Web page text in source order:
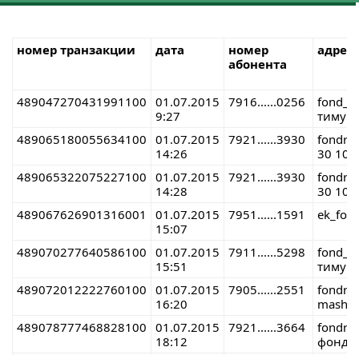
номер транзакции дата
номер
абонента
489047270431991100 01.07.2015
9:27
7916......0256
тимур
489065180055634100 01.07.2015
14:26
7921......3930
30 10
489065322075227100 01.07.2015
14:28
7921......3930
30 10
489067626901316001
01.07.2015
15:07
7951......1591
489070277640586100 01.07.2015
15:51
7911......5298
тимур
489072012222760100 01.07.2015
16:20
7905......2551
masha
489078777468828100 01.07.2015
18:12
7921......3664
фонд